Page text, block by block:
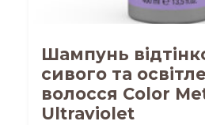
Шампунь
сивого та
волосся Color
Ultraviolet